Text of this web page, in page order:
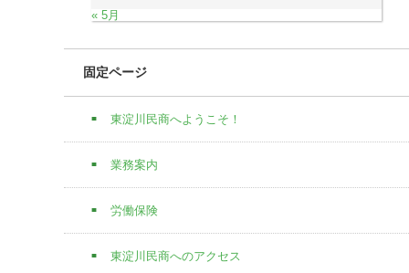
« 5月
固定ページ
東淀川民商へようこそ！
業務案内
労働保険
東淀川民商へのアクセス